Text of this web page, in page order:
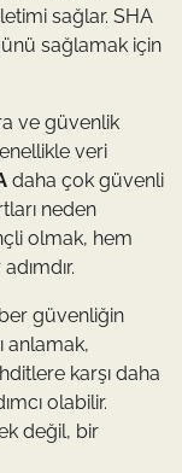
sağlar. SHA
sağlamak için
ve güvenlik
veri
daha çok güvenli
neden
olmak, hem
güvenliğin
anlamak,
karşı daha
olabilir.
değil, bir